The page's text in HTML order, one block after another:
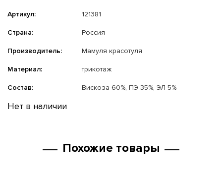
Артикул: 121381
Страна: Россия
Производитель: Мамуля красотуля
Материал: трикотаж
Состав: Вискоза 60%, ПЭ 35%, ЭЛ 5%
Нет в наличии
Похожие товары